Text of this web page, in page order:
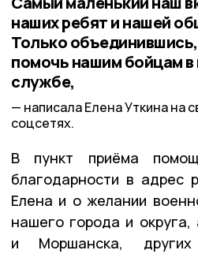
наших ребят и нашей
Только
помочь нашим бойцам в
службе,
написала Елена Уткина на
соцсетях.
В пункт приёма
благодарности в адрес
Елена и о желании
нашего города и
и Моршанска,